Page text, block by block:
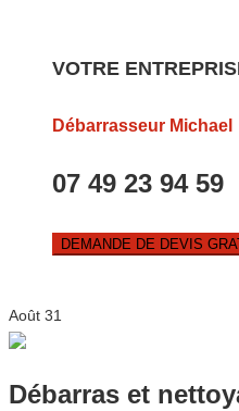
VOTRE
Débarrasseur Michael
07 49 23 94 59
DEMANDE DE DEVIS
Août 31
Débarras et